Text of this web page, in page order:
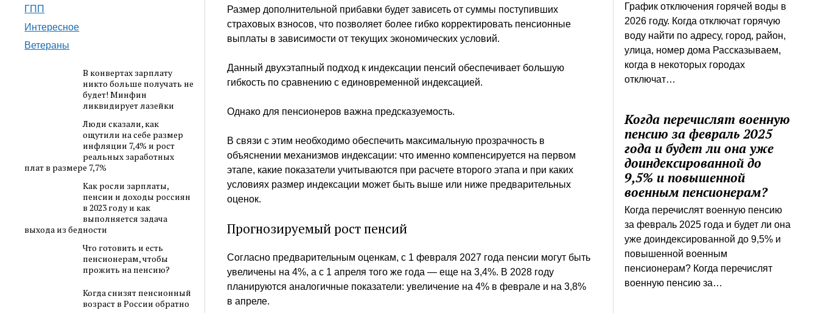
ГПП
Интересное
Ветераны
В конвертах зарплату
никто больше получать не
будет! Минфин
ликвидирует лазейки
Люди сказали, как
ощутили на себе размер
инфляции 7,4% и рост
реальных заработных
плат в размере 7,7%
Как росли зарплаты,
пенсии и доходы россиян
в 2023 году и как
выполняется задача
выхода из бедности
Что готовить и есть
пенсионерам, чтобы
прожить на пенсию?
Когда снизят пенсионный
возраст в России обратно
Размер дополнительной прибавки будет зависеть от суммы поступивших
страховых взносов, что позволяет более гибко корректировать пенсионные
выплаты в зависимости от текущих экономических условий.
Данный двухэтапный подход к индексации пенсий обеспечивает большую
гибкость по сравнению с единовременной индексацией.
Однако для пенсионеров важна предсказуемость.
В связи с этим необходимо обеспечить максимальную прозрачность в
объяснении механизмов индексации: что именно компенсируется на первом
этапе, какие показатели учитываются при расчете второго этапа и при каких
условиях размер индексации может быть выше или ниже предварительных
оценок.
Прогнозируемый рост пенсий
Согласно предварительным оценкам, с 1 февраля 2027 года пенсии могут быть
увеличены на 4%, а с 1 апреля того же года — еще на 3,4%. В 2028 году
планируются аналогичные показатели: увеличение на 4% в феврале и на 3,8%
в апреле.
График отключения горячей воды в
2026 году. Когда отключат горячую
воду найти по адресу, город, район,
улица, номер дома Рассказываем,
когда в некоторых городах
отключат…
Когда перечислят военную
пенсию за февраль 2025
года и будет ли она уже
доиндексированной до
9,5% и повышенной
военным пенсионерам?
Когда перечислят военную пенсию
за февраль 2025 года и будет ли она
уже доиндексированной до 9,5% и
повышенной военным
пенсионерам? Когда перечислят
военную пенсию за…